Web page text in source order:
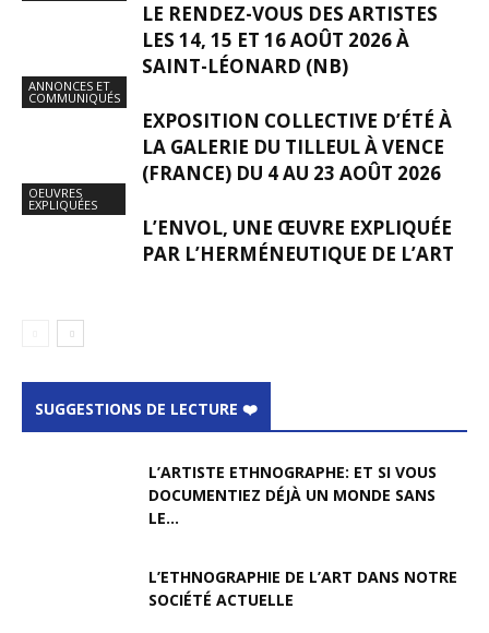
LE RENDEZ-VOUS DES ARTISTES
LES 14, 15 ET 16 AOÛT 2026 À
SAINT-LÉONARD (NB)
ANNONCES ET
COMMUNIQUÉS
EXPOSITION COLLECTIVE D’ÉTÉ À
LA GALERIE DU TILLEUL À VENCE
(FRANCE) DU 4 AU 23 AOÛT 2026
OEUVRES
EXPLIQUÉES
L’ENVOL, UNE ŒUVRE EXPLIQUÉE
PAR L’HERMÉNEUTIQUE DE L’ART
SUGGESTIONS DE LECTURE ❤️
L’ARTISTE ETHNOGRAPHE: ET SI VOUS
DOCUMENTIEZ DÉJÀ UN MONDE SANS
LE...
L’ETHNOGRAPHIE DE L’ART DANS NOTRE
SOCIÉTÉ ACTUELLE